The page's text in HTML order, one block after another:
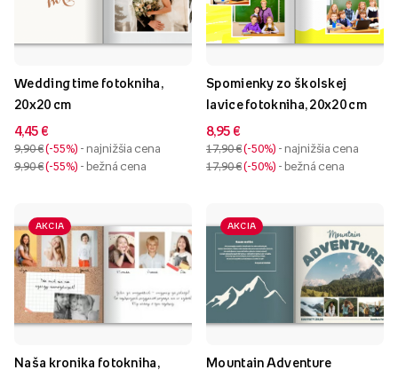
Wedding time fotokniha,
20x20 cm
4,45 €
9,90 € -55% - najnižšia cena
9,90 € -55% - bežná cena
Spomienky zo školskej
lavice fotokniha, 20x20 cm
8,95 €
17,90 € -50% - najnižšia cena
17,90 € -50% - bežná cena
AKCIA
Naša kronika fotokniha,
AKCIA
Mountain Adventure